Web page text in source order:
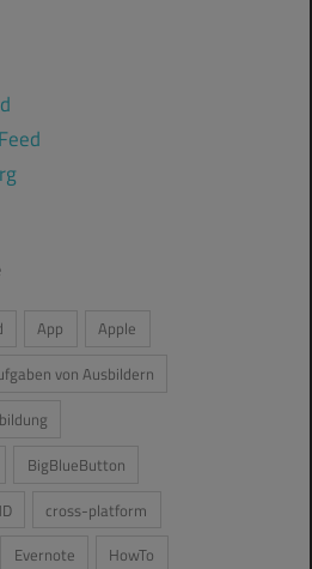
App
Apple
von Ausbildern
BigBlueButton
cross-platform
Evernote
HowTo